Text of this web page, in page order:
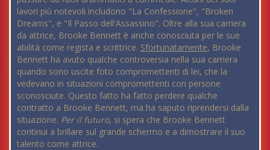
lavori più notevoli includono "La Confessione", "Broken
Dreams", e "Il Passo dell'Assassino". Oltre alla sua carriera
da attrice, Brooke Bennett è anche conosciuta per le sue
abilità come regista e scrittrice. Sfortunatamente, Brooke
Bennett ha avuto qualche controversia nella sua carriera
quando sono uscite foto compromettenti di lei, che la
vedevano in situazioni compromettenti con persone
sconosciute. Questo fatto ha fatto perdere qualche
contratto a Brooke Bennett, ma ha saputo riprendersi dalla
situazione. Per il futuro, si spera che Brooke Bennett
continui a brillare sul grande schermo e a dimostrare il suo
talento come attrice.